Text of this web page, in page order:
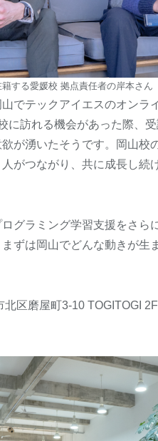
する愛媛校 拠点責任者の岸本さ
でテックアイエスのオンラ
に訪れる機会があった際、
が湧いたそうです。岡山校
がつながり、共に成長し続
グラミング学習支援をさら
ずは岡山でどんな動きが生
区磨屋町3-10 TOGITOGI 2F